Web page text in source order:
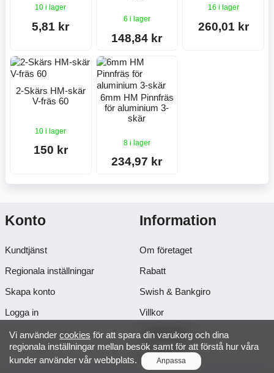
10 i lager
5,81 kr
6 i lager
148,84 kr
16 i lager
260,01 kr
2-Skärs HM-skär
V-fräs 60
10 i lager
150 kr
6mm HM Pinnfräs
för aluminium 3-
skär
8 i lager
234,97 kr
Vi använder cookies för att spara din varukorg och dina
regionala inställningar mellan besök samt för att förstå hur våra
kunder använder vår webbplats.
Anpassa
Konto
Kundtjänst
Regionala inställningar
Skapa konto
Logga in
Information
Om företaget
Rabatt
Swish & Bankgiro
Villkor
Cookiepolicy
Projektsida